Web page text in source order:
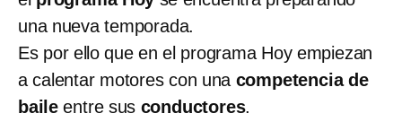
una nueva temporada.
Es por ello que en el programa Hoy empiezan
a calentar motores con una competencia de
baile entre sus conductores.